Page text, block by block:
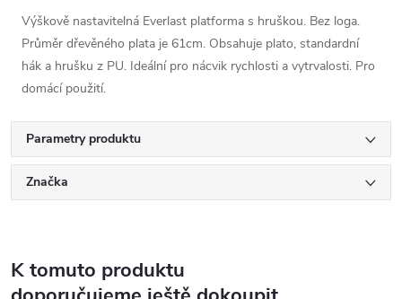
Výškově nastavitelná Everlast platforma s hruškou. Bez loga.
Průměr dřevěného plata je 61cm. Obsahuje plato, standardní
hák a hrušku z PU. Ideální pro nácvik rychlosti a vytrvalosti. Pro
domácí použití.
Parametry produktu
Značka
K tomuto produktu